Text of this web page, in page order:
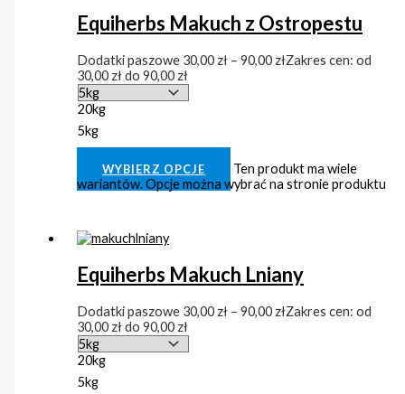
Equiherbs Makuch z Ostropestu
Dodatki paszowe 30,00 zł – 90,00 złZakres cen: od
30,00 zł do 90,00 zł
20kg
5kg
Clear
WYBIERZ OPCJE
Ten produkt ma wiele
wariantów. Opcje można wybrać na stronie produktu
Equiherbs Makuch Lniany
Dodatki paszowe 30,00 zł – 90,00 złZakres cen: od
30,00 zł do 90,00 zł
20kg
5kg